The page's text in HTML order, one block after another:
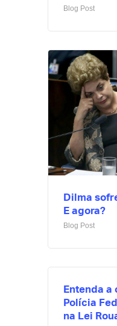
Blog Post
Dilma
E agora?
Blog Post
Entenda a
Polícia
na Lei